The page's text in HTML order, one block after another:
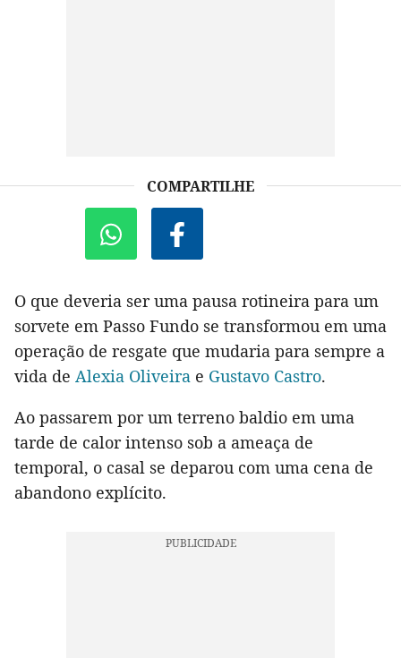
COMPARTILHE
O que deveria ser uma pausa rotineira para um
sorvete em Passo Fundo se transformou em uma
operação de resgate que mudaria para sempre a
vida de Alexia Oliveira e Gustavo Castro.
Ao passarem por um terreno baldio em uma
tarde de calor intenso sob a ameaça de
temporal, o casal se deparou com uma cena de
abandono explícito.